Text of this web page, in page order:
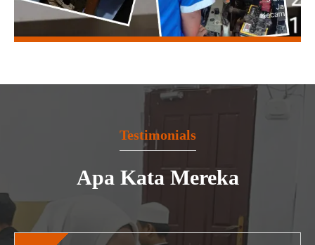
Testimonials
Apa Kata Mereka